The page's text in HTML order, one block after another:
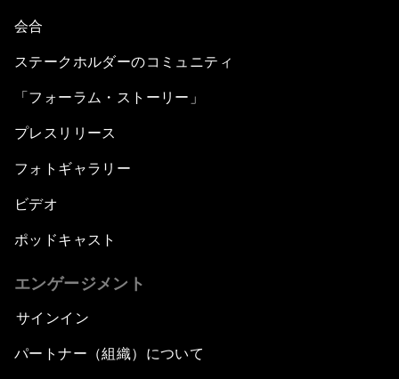
会合
ステークホルダーのコミュニティ
「フォーラム・ストーリー」
プレスリリース
フォトギャラリー
ビデオ
ポッドキャスト
エンゲージメント
サインイン
パートナー（組織）について